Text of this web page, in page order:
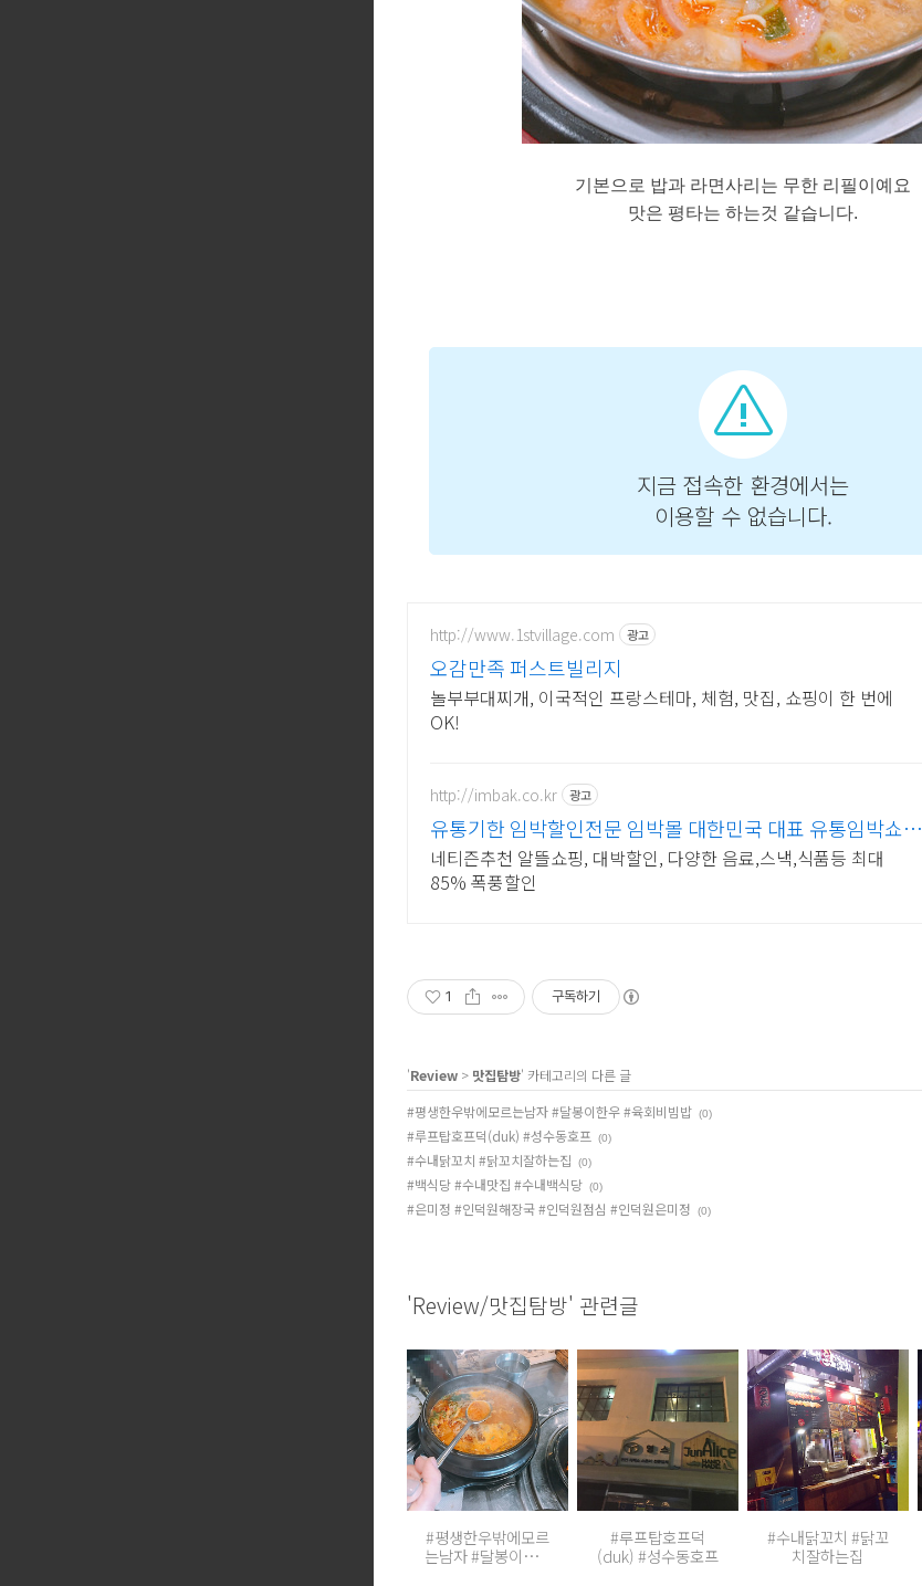
기본으로 밥과 라면사리는 무한 리필이예요
맛은 평타는 하는것 같습니다.
http://www.1stvillage.com 광고
오감만족 퍼스트빌리지
놀부부대찌개, 이국적인 프랑스테마, 체험, 맛집, 쇼핑이 한 번에
OK!
http://imbak.co.kr 광고
유통기한 임박할인전문 임박몰 대한민국 대표 유통임박쇼핑
몰
네티즌추천 알뜰쇼핑, 대박할인, 다양한 음료,스낵,식품등 최대
85% 폭풍할인
1 구독하기
'Review > 맛집탐방' 카테고리의 다른 글
#평생한우밖에모르는남자 #달봉이한우 #육회비빔밥 (0)
#루프탑호프덕(duk) #성수동호프 (0)
#수내닭꼬치 #닭꼬치잘하는집 (0)
#백식당 #수내맛집 #수내백식당 (0)
#은미정 #인덕원해장국 #인덕원점심 #인덕원은미정 (0)
'Review/맛집탐방' 관련글
#평생한우밖에모르
는남자 #달봉이한우
#루프탑호프덕
(duk) #성수동호프
#수내닭꼬치 #닭꼬
치잘하는집